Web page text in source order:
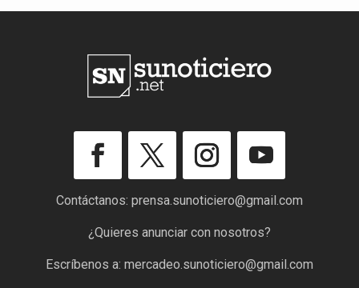
Contáctanos: prensa.sunoticiero@gmail.com
¿Quieres anunciar con nosotros?
Escríbenos a: mercadeo.sunoticiero@gmail.com